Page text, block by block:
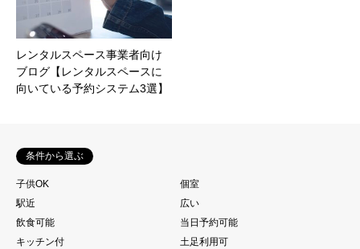
レンタルスペース事業者向け
ブログ【レンタルスペースに
向いている予約システム3選】
条件から選ぶ
子供OK
個室
駅近
広い
飲食可能
当日予約可能
キッチン付
土足利用可